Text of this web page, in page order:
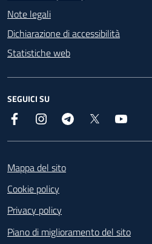
Note legali
Dichiarazione di accessibilità
Statistiche web
SEGUICI SU
Facebook InstagramTelegram
Mappa del sito
Cookie policy
Privacy policy
Piano di miglioramento del sito